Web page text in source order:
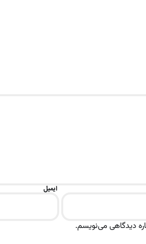
ایمیل
دیدگاهی می‌نویسم.